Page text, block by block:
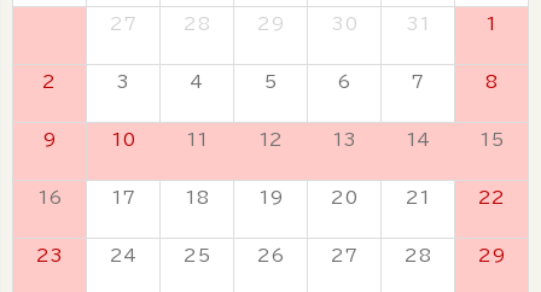
27 28 29 30 31 1
2 3 4 5 6 7 8
9 10 11 12 13 14 15
16 17 18 19 20 21 22
23 24 25 26 27 28 29